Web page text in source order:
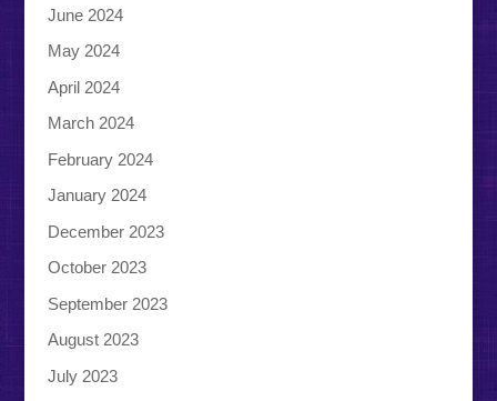
June 2024
May 2024
April 2024
March 2024
February 2024
January 2024
December 2023
October 2023
September 2023
August 2023
July 2023